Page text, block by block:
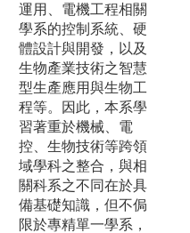
運用、電機工程相關
學系的控制系統、硬
體設計與開發，以及
生物產業技術之智慧
型生產應用與生物工
程等。因此，本系學
習著重於機械、電
控、生物技術等跨領
域學科之整合，與相
關科系之不同在於具
備基礎知識，但不侷
限於專精單一學系，